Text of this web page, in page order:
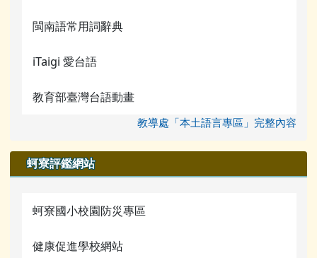
閩南語常用詞辭典
iTaigi 愛台語
教育部臺灣台語動畫
教導處「本土語言專區」完整內容
蚵寮評鑑網站
蚵寮國小校園防災專區
健康促進學校網站